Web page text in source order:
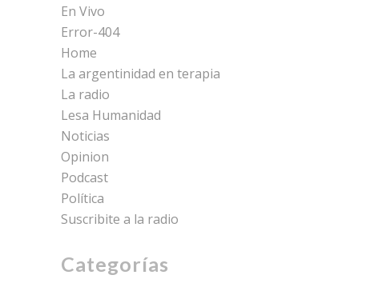
En Vivo
Error-404
Home
La argentinidad en terapia
La radio
Lesa Humanidad
Noticias
Opinion
Podcast
Política
Suscribite a la radio
Categorías